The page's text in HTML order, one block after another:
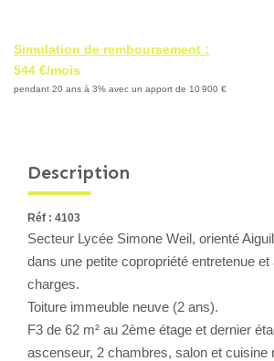
Newsletters
Nous Rejoindre
CONTACT
Simulation de remboursement :
544 €/mois
pendant 20 ans à 3% avec un apport de 10 900 €
Description
Réf : 4103
Secteur Lycée Simone Weil, orienté
dans une petite copropriété entretenue
charges.
Toiture immeuble neuve (2 ans).
F3 de 62 m² au 2ème étage et dernier
ascenseur, 2 chambres, salon et cuisine